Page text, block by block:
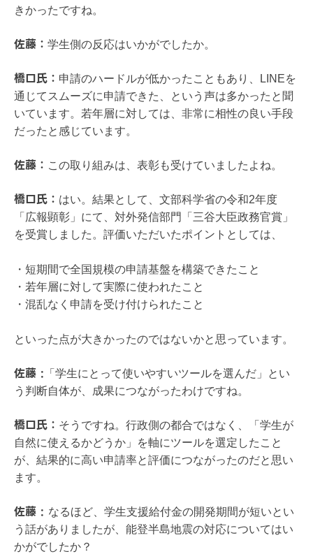
きかったですね。
佐藤： 学生側の反応はいかがでしたか。
橋口氏： 申請のハードルが低かったこともあり、LINEを
通じてスムーズに申請できた、という声は多かったと聞
いています。若年層に対しては、非常に相性の良い手段
だったと感じています。
佐藤： この取り組みは、表彰も受けていましたよね。
橋口氏： はい。結果として、文部科学省の令和2年度
「広報顕彰」にて、対外発信部門「三谷大臣政務官賞」
を受賞しました。評価いただいたポイントとしては、
・短期間で全国規模の申請基盤を構築できたこと
・若年層に対して実際に使われたこと
・混乱なく申請を受け付けられたこと
といった点が大きかったのではないかと思っています。
佐藤 : 「学生にとって使いやすいツールを選んだ」とい
う判断自体が、成果につながったわけですね。
橋口氏： そうですね。行政側の都合ではなく、「学生が
自然に使えるかどうか」を軸にツールを選定したこと
が、結果的に高い申請率と評価につながったのだと思い
ます。
佐藤 : なるほど、学生支援給付金の開発期間が短いとい
う話がありましたが、能登半島地震の対応についてはい
かがでしたか？